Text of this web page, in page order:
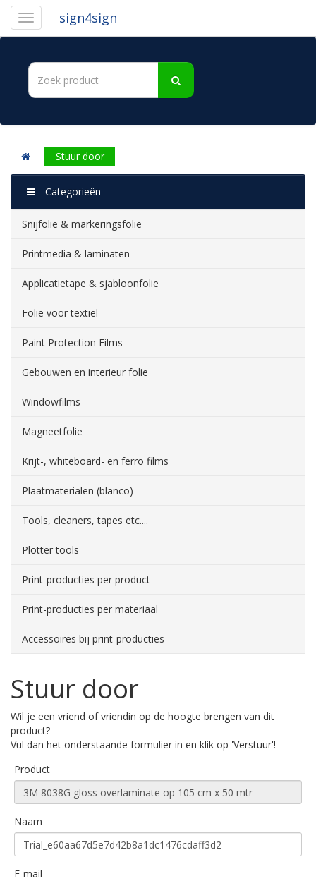
sign4sign
Stuur door
Categorieën
Snijfolie & markeringsfolie
Printmedia & laminaten
Applicatietape & sjabloonfolie
Folie voor textiel
Paint Protection Films
Gebouwen en interieur folie
Windowfilms
Magneetfolie
Krijt-, whiteboard- en ferro films
Plaatmaterialen (blanco)
Tools, cleaners, tapes etc....
Plotter tools
Print-producties per product
Print-producties per materiaal
Accessoires bij print-producties
Stuur door
Wil je een vriend of vriendin op de hoogte brengen van dit
product?
Vul dan het onderstaande formulier in en klik op 'Verstuur'!
Product
Naam
E-mail